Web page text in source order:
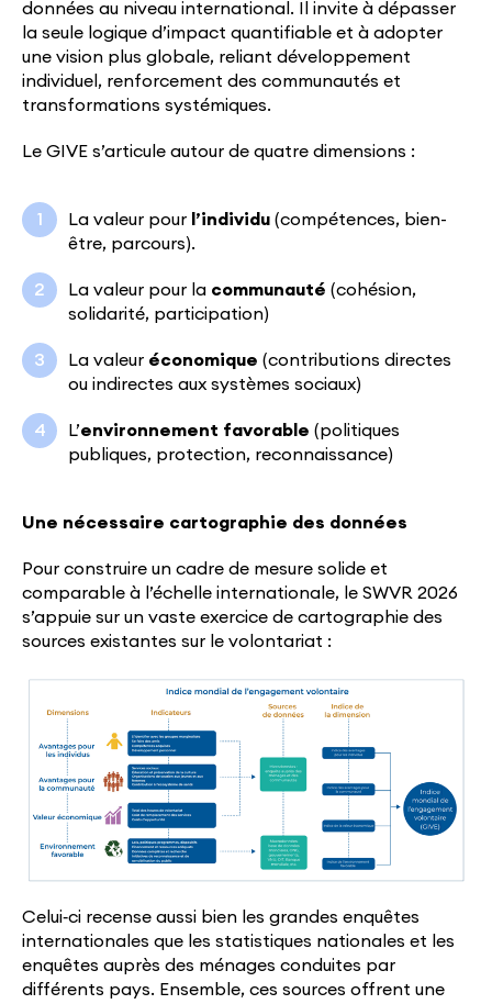
données au niveau international. Il invite à dépasser
la seule logique d’impact quantifiable et à adopter
une vision plus globale, reliant développement
individuel, renforcement des communautés et
transformations systémiques.
Le GIVE s’articule autour de quatre dimensions :
La valeur pour l’individu (compétences, bien-
être, parcours).
La valeur pour la communauté (cohésion,
solidarité, participation)
La valeur économique (contributions directes
ou indirectes aux systèmes sociaux)
L’environnement favorable (politiques
publiques, protection, reconnaissance)
Une nécessaire cartographie des données
Pour construire un cadre de mesure solide et
comparable à l’échelle internationale, le SWVR 2026
s’appuie sur un vaste exercice de cartographie des
sources existantes sur le volontariat :
Celui‑ci recense aussi bien les grandes enquêtes
internationales que les statistiques nationales et les
enquêtes auprès des ménages conduites par
différents pays. Ensemble, ces sources offrent une